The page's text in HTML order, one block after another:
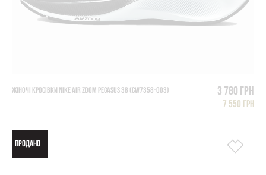
ЖІНОЧІ КРОСІВКИ NIKE AIR ZOOM PEGASUS 38 (CW7358-003) 3 780 грн
7 550 грн
ПРОДАНО